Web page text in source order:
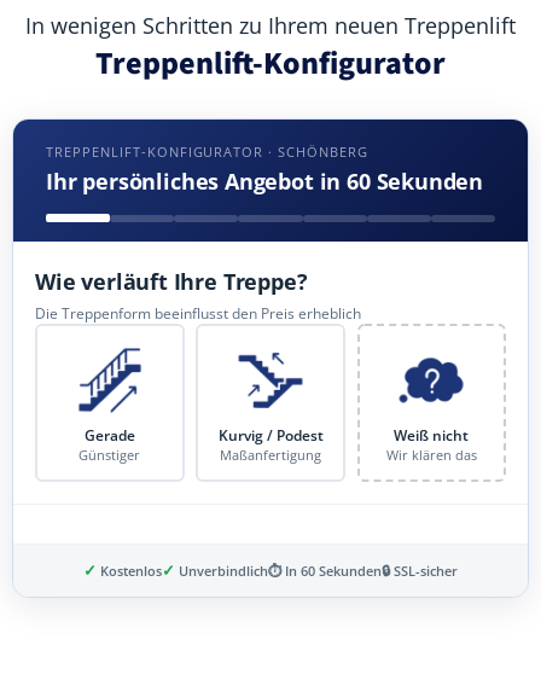
In wenigen Schritten zu Ihrem neuen Treppenlift
Treppenlift-Konfigurator
TREPPENLIFT-KONFIGURATOR · SCHÖNBERG
Ihr persönliches Angebot in 60 Sekunden
Wie verläuft Ihre Treppe?
Die Treppenform beeinflusst den Preis erheblich
Gerade
Günstiger
Kurvig / Podest
Maßanfertigung
Weiß nicht
Wir klären das
✓ Kostenlos✓ Unverbindlich⏱ In 60 Sekunden🔒 SSL-sicher